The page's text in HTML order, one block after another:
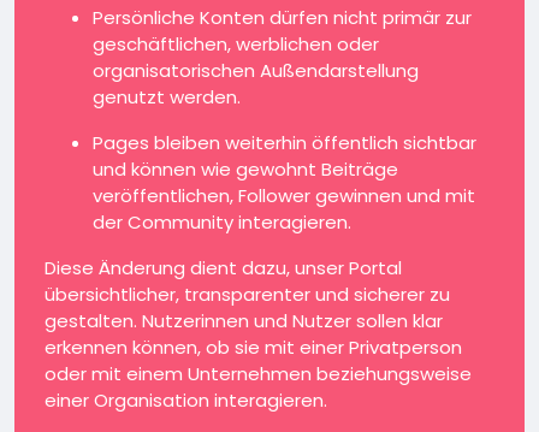
Persönliche Konten dürfen nicht primär zur
geschäftlichen, werblichen oder
organisatorischen Außendarstellung
genutzt werden.
Pages bleiben weiterhin öffentlich sichtbar
und können wie gewohnt Beiträge
veröffentlichen, Follower gewinnen und mit
der Community interagieren.
Diese Änderung dient dazu, unser Portal
übersichtlicher, transparenter und sicherer zu
gestalten. Nutzerinnen und Nutzer sollen klar
erkennen können, ob sie mit einer Privatperson
oder mit einem Unternehmen beziehungsweise
einer Organisation interagieren.